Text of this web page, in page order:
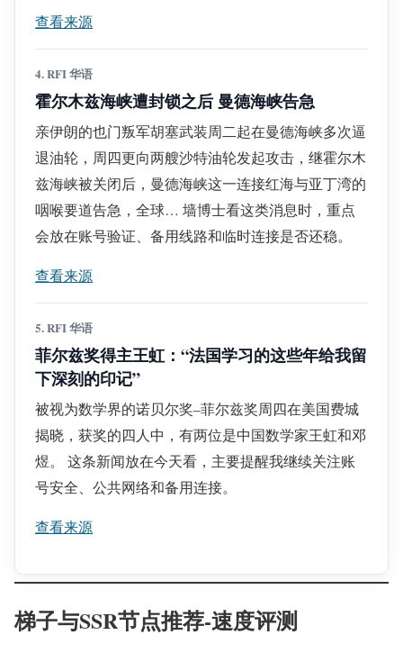
查看来源
4. RFI 华语
霍尔木兹海峡遭封锁之后 曼德海峡告急
亲伊朗的也门叛军胡塞武装周二起在曼德海峡多次逼
退油轮，周四更向两艘沙特油轮发起攻击，继霍尔木
兹海峡被关闭后，曼德海峡这一连接红海与亚丁湾的
咽喉要道告急，全球… 墙博士看这类消息时，重点
会放在账号验证、备用线路和临时连接是否还稳。
查看来源
5. RFI 华语
菲尔兹奖得主王虹：“法国学习的这些年给我留
下深刻的印记”
被视为数学界的诺贝尔奖–菲尔兹奖周四在美国费城
揭晓，获奖的四人中，有两位是中国数学家王虹和邓
煜。 这条新闻放在今天看，主要提醒我继续关注账
号安全、公共网络和备用连接。
查看来源
梯子与SSR节点推荐-速度评测